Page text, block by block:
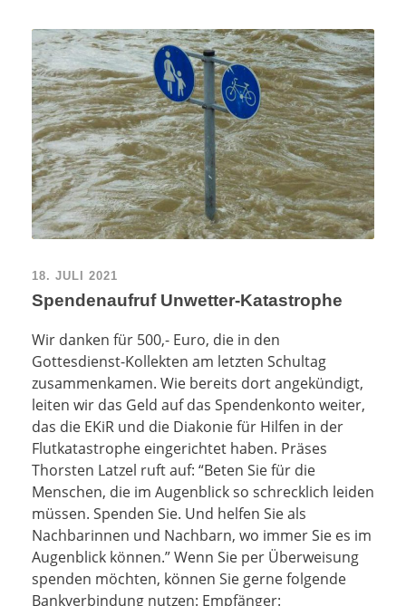
18. JULI 2021
Spendenaufruf Unwetter-Katastrophe
Wir danken für 500,- Euro, die in den
Gottesdienst-Kollekten am letzten Schultag
zusammenkamen. Wie bereits dort angekündigt,
leiten wir das Geld auf das Spendenkonto weiter,
das die EKiR und die Diakonie für Hilfen in der
Flutkatastrophe eingerichtet haben. Präses
Thorsten Latzel ruft auf: “Beten Sie für die
Menschen, die im Augenblick so schrecklich leiden
müssen. Spenden Sie. Und helfen Sie als
Nachbarinnen und Nachbarn, wo immer Sie es im
Augenblick können.” Wenn Sie per Überweisung
spenden möchten, können Sie gerne folgende
Bankverbindung nutzen: Empfänger: